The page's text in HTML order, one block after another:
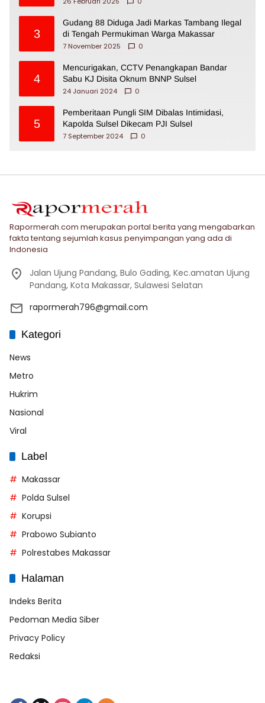
3
Gudang 88 Diduga Jadi Markas Tambang Ilegal
di Tengah Permukiman Warga Makassar
7 November 2025
0
4
Mencurigakan, CCTV Penangkapan Bandar
Sabu KJ Disita Oknum BNNP Sulsel
24 Januari 2024
0
5
Pemberitaan Pungli SIM Dibalas Intimidasi,
Kapolda Sulsel Dikecam PJI Sulsel
7 September 2024
0
Rapormerah.com merupakan portal berita yang mengabarkan
fakta tentang sejumlah kasus penyimpangan yang ada di
Indonesia
Jalan Ujung Pandang, Bulo Gading, Kec.amatan Ujung
Pandang, Kota Makassar, Sulawesi Selatan
rapormerah796@gmail.com
Kategori
News
Metro
Hukrim
Nasional
Viral
Label
Makassar
Polda Sulsel
Korupsi
Prabowo Subianto
Polrestabes Makassar
Halaman
Indeks Berita
Pedoman Media Siber
Privacy Policy
Redaksi